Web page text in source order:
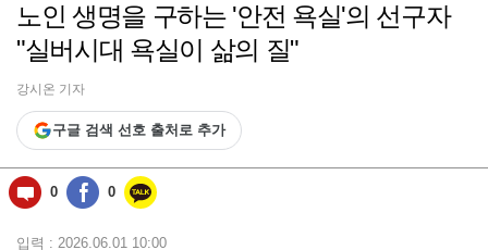
동)
노인 생명을 구하는 '안전 욕실'의 선구자
"실버시대 욕실이 삶의 질"
강시온 기자
구글 검색 선호 출처로 추가
0 0
입력 : 2026.06.01 10:00